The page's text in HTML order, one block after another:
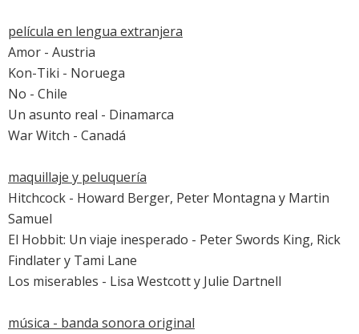
película en lengua extranjera
Amor - Austria
Kon-Tiki - Noruega
No - Chile
Un asunto real - Dinamarca
War Witch - Canadá
maquillaje y peluquería
Hitchcock - Howard Berger, Peter Montagna y Martin
Samuel
El Hobbit: Un viaje inesperado - Peter Swords King, Rick
Findlater y Tami Lane
Los miserables - Lisa Westcott y Julie Dartnell
música - banda sonora original